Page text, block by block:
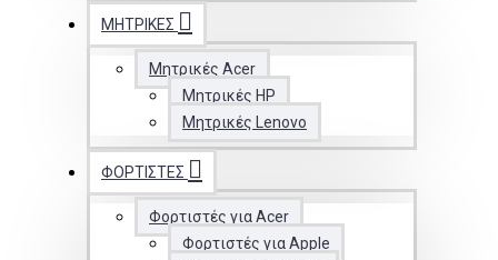
ΜΗΤΡΙΚΈΣ
Μητρικές Acer
Μητρικές HP
Μητρικές Lenovo
ΦΟΡΤΙΣΤΈΣ
Φορτιστές για Acer
Φορτιστές για Apple